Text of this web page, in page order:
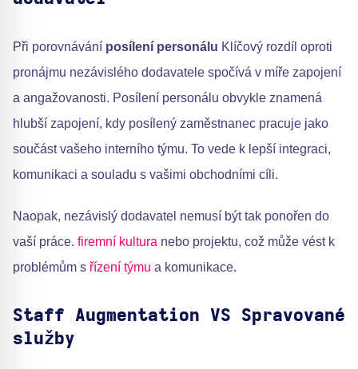
Při porovnávání posílení personálu Klíčový rozdíl oproti
pronájmu nezávislého dodavatele spočívá v míře zapojení
a angažovanosti. Posílení personálu obvykle znamená
hlubší zapojení, kdy posílený zaměstnanec pracuje jako
součást vašeho interního týmu. To vede k lepší integraci,
komunikaci a souladu s vašimi obchodními cíli.
Naopak, nezávislý dodavatel nemusí být tak ponořen do
vaší práce. firemní kultura nebo projektu, což může vést k
problémům s řízení týmu a komunikace.
Staff Augmentation VS Spravované
služby